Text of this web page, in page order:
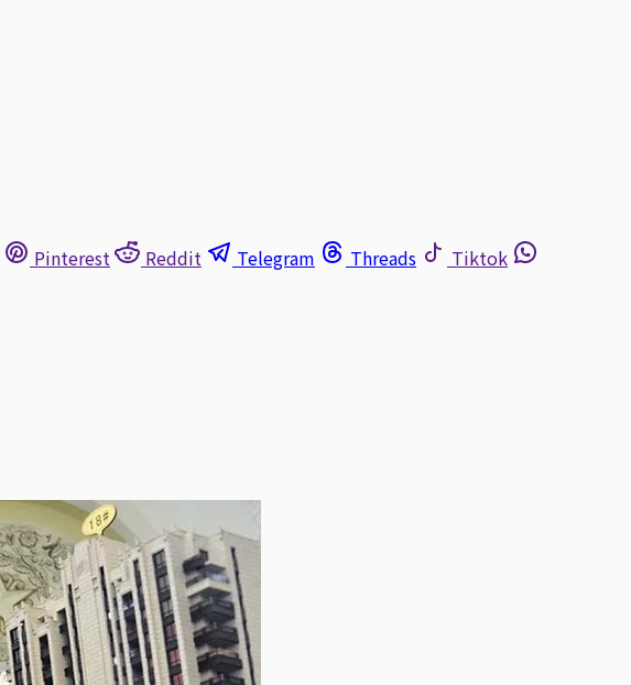
Pinterest Reddit Telegram Threads
Tiktok